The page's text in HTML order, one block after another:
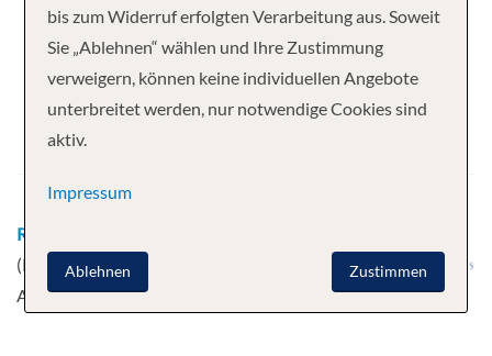
Ihre Kreuzfahrt
7 NächteSun Princess
Abfahrt
Route
(Palermo) - Chania - Kusadasi (Ephesus) - Mykonos -
Athen (Piräus), Griechenland
bis zum Widerruf erfolgten Verarbeitung aus. Soweit
Sie „Ablehnen“ wählen und Ihre Zustimmung
verweigern, können keine individuellen Angebote
unterbreitet werden, nur notwendige Cookies sind
aktiv.
Impressum
Zustimmen
Ablehnen